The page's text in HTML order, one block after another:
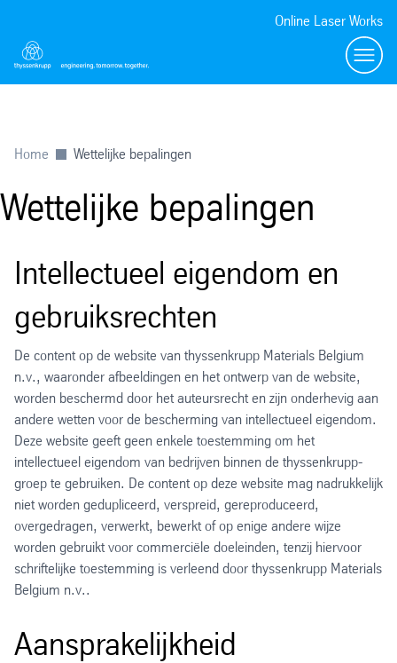
Online Laser Works
Menü
Home Wettelijke bepalingen
Wettelijke bepalingen
Intellectueel eigendom en
gebruiksrechten
De content op de website van thyssenkrupp Materials Belgium
n.v., waaronder afbeeldingen en het ontwerp van de website,
worden beschermd door het auteursrecht en zijn onderhevig aan
andere wetten voor de bescherming van intellectueel eigendom.
Deze website geeft geen enkele toestemming om het
intellectueel eigendom van bedrijven binnen de thyssenkrupp-
groep te gebruiken. De content op deze website mag nadrukkelijk
niet worden gedupliceerd, verspreid, gereproduceerd,
overgedragen, verwerkt, bewerkt of op enige andere wijze
worden gebruikt voor commerciële doeleinden, tenzij hiervoor
schriftelijke toestemming is verleend door thyssenkrupp Materials
Belgium n.v..
Aansprakelijkheid